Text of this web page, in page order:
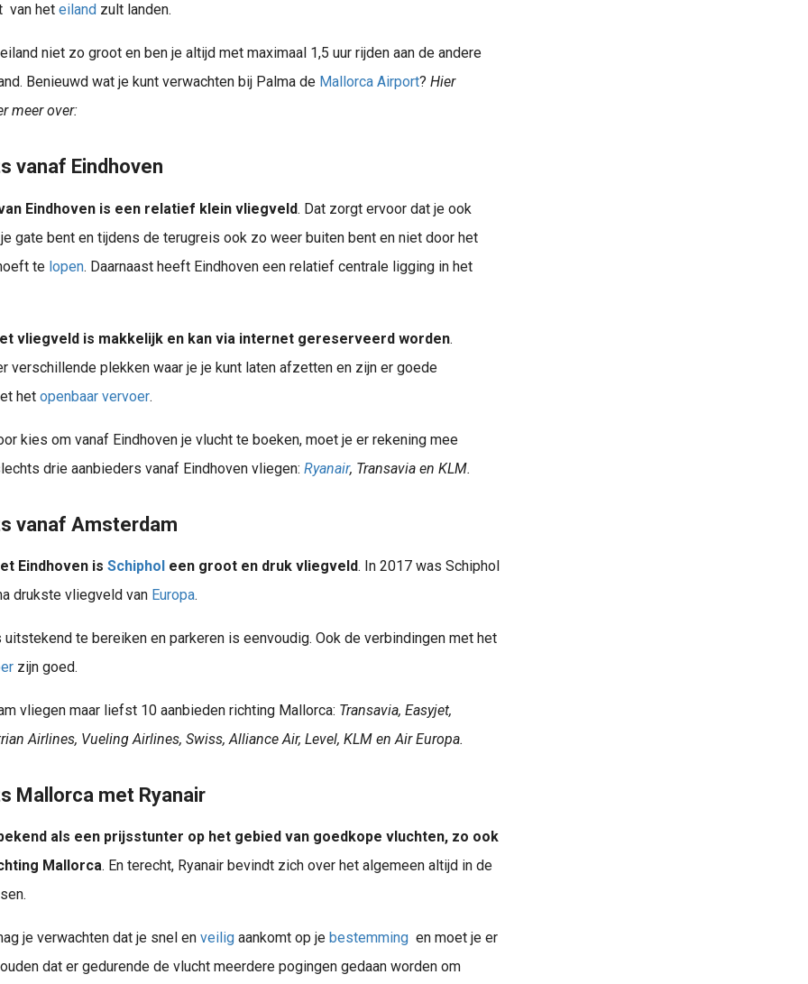
van het eiland zult landen.
niet zo groot en ben je altijd met maximaal 1,5 uur rijden aan de andere
Benieuwd wat je kunt verwachten bij Palma de Mallorca Airport? Hier
meer over:
vanaf Eindhoven
Eindhoven is een relatief klein vliegveld. Dat zorgt ervoor dat je ook
gate bent en tijdens de terugreis ook zo weer buiten bent en niet door het
te lopen. Daarnaast heeft Eindhoven een relatief centrale ligging in het
vliegveld is makkelijk en kan via internet gereserveerd worden.
verschillende plekken waar je je kunt laten afzetten en zijn er goede
het openbaar vervoer.
kies om vanaf Eindhoven je vlucht te boeken, moet je er rekening mee
drie aanbieders vanaf Eindhoven vliegen: Ryanair, Transavia en KLM.
vanaf Amsterdam
Eindhoven is Schipholeen groot en druk vliegveld. In 2017 was Schiphol
drukste vliegveld van Europa.
uitstekend te bereiken en parkeren is eenvoudig. Ook de verbindingen met het
zijn goed.
vliegen maar liefst 10 aanbieden richting Mallorca: Transavia, Easyjet,
Airlines, Vueling Airlines, Swiss, Alliance Air, Level, KLM en Air Europa.
Mallorca met Ryanair
als een prijsstunter op het gebied van goedkope vluchten, zo ook
Mallorca. En terecht, Ryanair bevindt zich over het algemeen altijd in de
je verwachten dat je snel en veiligaankomt op je bestemmingen moet je er
dat er gedurende de vlucht meerdere pogingen gedaan worden om